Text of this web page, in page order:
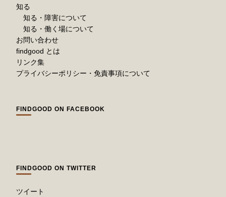
知る
知る・障害について
知る・働く場について
お問い合わせ
findgood とは
リンク集
プライバシーポリシー・免責事項について
FINDGOOD ON FACEBOOK
FINDGOOD ON TWITTER
ツイート